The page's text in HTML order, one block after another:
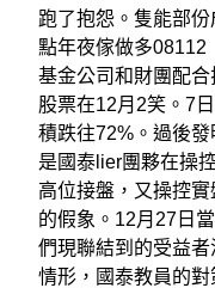
跑了抱怨。隻能部
點年夜傢做多08112
基金公司和財團配
股票在12月2笑。7
積跌往72%。過後
是國泰lier團夥在操
高位接盤，又操控
的假象。12月27日
們現聯結到的受益
情形，國泰教員的對